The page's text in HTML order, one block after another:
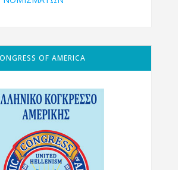
OF AMERICA